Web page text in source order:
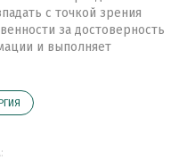
с точкой зрения
за достоверность
и выполняет